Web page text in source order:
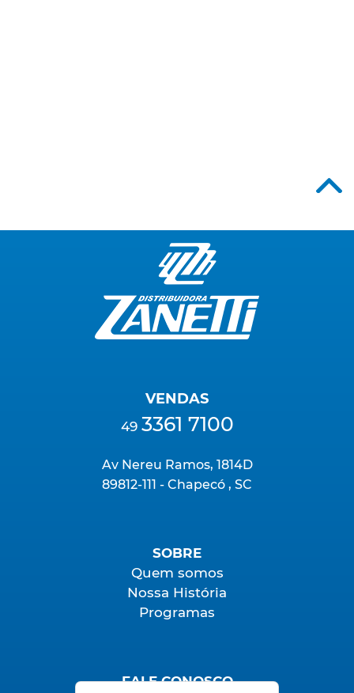
VENDAS
49 3361 7100
Av Nereu Ramos, 1814D
89812-111 - Chapecó , SC
SOBRE
Quem somos
Nossa História
Programas
FALE CONOSCO